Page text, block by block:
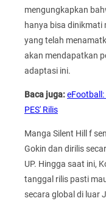
mengungkapkan
hanya bisa dinikmati
yang telah
akan mendapatkan
adaptasi ini.
Baca juga:eFootball:
PES' Rilis
Manga Silent Hill f
Gokin dan dirilis
UP. Hingga saat ini,
tanggal rilis pasti
secara global di luar